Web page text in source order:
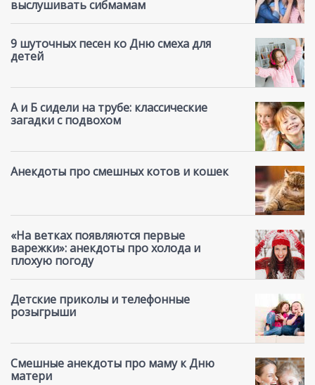
выслушивать сибмамам
9 шуточных песен ко Дню смеха для
детей
А и Б сидели на трубе: классические
загадки с подвохом
Анекдоты про смешных котов и кошек
«На ветках появляются первые
варежки»: анекдоты про холода и
плохую погоду
Детские приколы и телефонные
розыгрыши
Смешные анекдоты про маму к Дню
матери